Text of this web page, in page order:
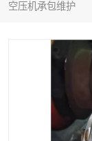
空压机承包维护
二手空压机
超级冷却剂
美国寿力空